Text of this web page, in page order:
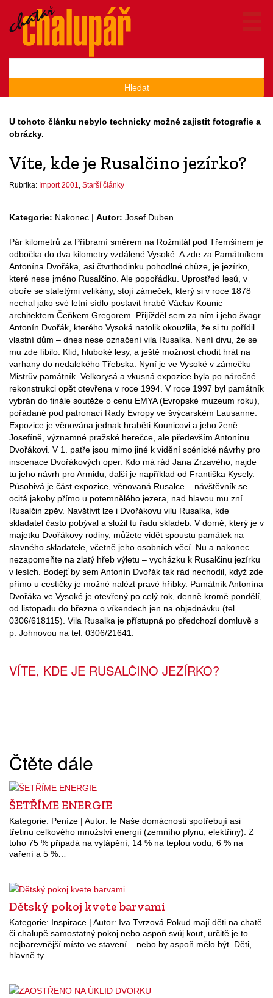
Hledat
U tohoto článku nebylo technicky možné zajistit fotografie a
obrázky.
Víte, kde je Rusalčino jezírko?
Rubrika: Import 2001 Starší články
Kategorie: Nakonec | Autor: Josef Duben
Pár kilometrů za Příbramí směrem na Rožmitál pod Třemšínem je
odbočka do dva kilometry vzdálené Vysoké. A zde za Památníkem
Antonína Dvořáka, asi čtvrthodinku pohodlné chůze, je jezírko,
které nese jméno Rusalčino. Ale popořádku. Uprostřed lesů, v
oboře se staletými velikány, stojí zámeček, který si v roce 1878
nechal jako své letní sídlo postavit hrabě Václav Kounic
architektem Čeňkem Gregorem. Přijížděl sem za ním i jeho švagr
Antonín Dvořák, kterého Vysoká natolik okouzlila, že si tu pořídil
vlastní dům – dnes nese označení vila Rusalka. Není divu, že se
mu zde líbilo. Klid, hluboké lesy, a ještě možnost chodit hrát na
varhany do nedalekého Třebska. Nyní je ve Vysoké v zámečku
Mistrův památník. Velkorysá a vkusná expozice byla po náročné
rekonstrukci opět otevřena v roce 1994. V roce 1997 byl památník
vybrán do finále soutěže o cenu EMYA (Evropské muzeum roku),
pořádané pod patronací Rady Evropy ve švýcarském Lausanne.
Expozice je věnována jednak hraběti Kounicovi a jeho ženě
Josefíně, významné pražské herečce, ale především Antonínu
Dvořákovi. V 1. patře jsou mimo jiné k vidění scénické návrhy pro
inscenace Dvořákových oper. Kdo má rád Jana Zrzavého, najde
tu jeho návrh pro Armidu, další je například od Františka Kysely.
Působivá je část expozice, věnovaná Rusalce – návštěvník se
ocitá jakoby přímo u potemnělého jezera, nad hlavou mu zní
Rusalčin zpěv. Navštívit lze i Dvořákovu vilu Rusalka, kde
skladatel často pobýval a složil tu řadu skladeb. V domě, který je v
majetku Dvořákovy rodiny, můžete vidět spoustu památek na
slavného skladatele, včetně jeho osobních věcí. Nu a nakonec
nezapomeňte na zlatý hřeb výletu – vycházku k Rusalčinu jezírku
v lesích. Bodejť by sem Antonín Dvořák tak rád nechodil, když zde
přímo u cestičky je možné nalézt pravé hříbky. Památník Antonína
Dvořáka ve Vysoké je otevřený po celý rok, denně kromě pondělí,
od listopadu do března o víkendech jen na objednávku (tel.
0306/618115). Vila Rusalka je přístupná po předchozí domluvě s
p. Johnovou na tel. 0306/21641.
VÍTE, KDE JE RUSALČINO JEZÍRKO?
Čtěte dále
ŠETŘÍME ENERGIE
Kategorie: Peníze | Autor: le Naše domácnosti spotřebují asi
třetinu celkového množství energií (zemního plynu, elektřiny). Z
toho 75 % připadá na vytápění, 14 % na teplou vodu, 6 % na
vaření a 5 %…
Dětský pokoj kvete barvami
Kategorie: Inspirace | Autor: Iva Tvrzová Pokud mají děti na chatě
či chalupě samostatný pokoj nebo aspoň svůj kout, určitě je to
nejbarevnější místo ve stavení – nebo by aspoň mělo být. Děti,
hlavně ty…